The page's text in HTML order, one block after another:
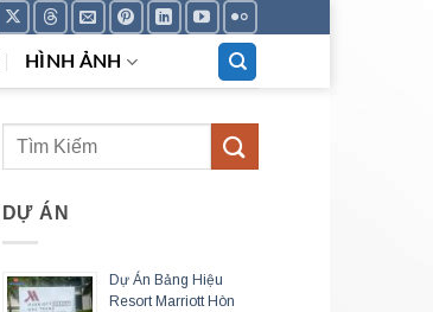
HÌNH ẢNH
DỰ ÁN
Dự Án Bảng Hiệu
Resort Marriott Hòn